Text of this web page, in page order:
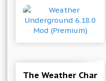
The Weather